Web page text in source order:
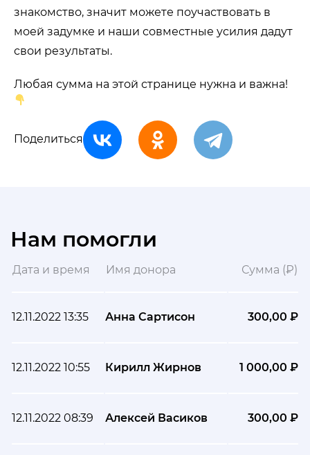
знакомство, значит можете поучаствовать в
моей задумке и наши совместные усилия дадут
свои результаты.
Любая сумма на этой странице нужна и важна!
Поделиться
Нам помогли
Дата и время Имя донора Сумма (₽)
12.11.2022 13:35 Анна Сартисон 300,00 ₽
12.11.2022 10:55 Кирилл Жирнов 1 000,00 ₽
12.11.2022 08:39 Алексей Васиков 300,00 ₽